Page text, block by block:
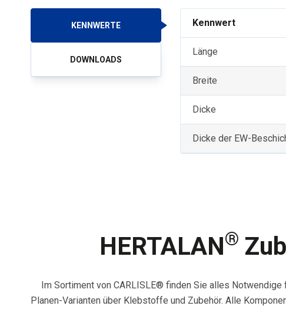
KENNWERTE
DOWNLOADS
Kennwert
Länge
Breite
Dicke
Dicke der EW-
HERTALAN®
Im Sortiment von CARLISLE® finden Sie alles
Planen-Varianten über Klebstoffe und Zubehör. Alle